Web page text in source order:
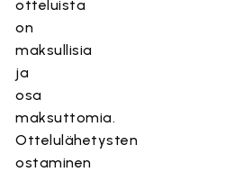
otteluista
on
maksullisia
ja
osa
maksuttomia.
Ottelulähetysten
ostaminen